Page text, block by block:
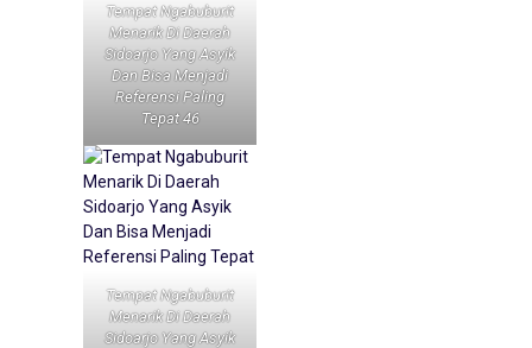
Tempat Ngabuburit
Menarik Di Daerah
Sidoarjo Yang Asyik
Dan Bisa Menjadi
Referensi Paling
Tepat 46
Tempat Ngabuburit
Menarik Di Daerah
Sidoarjo Yang Asyik